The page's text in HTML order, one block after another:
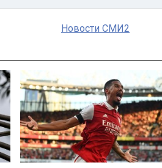
Новости СМИ2